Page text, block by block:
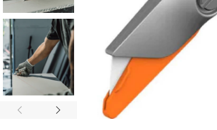
Tuulilasi- ja aurinkopaneeli-
teollisuuden turvaveitset
Mattoveitset